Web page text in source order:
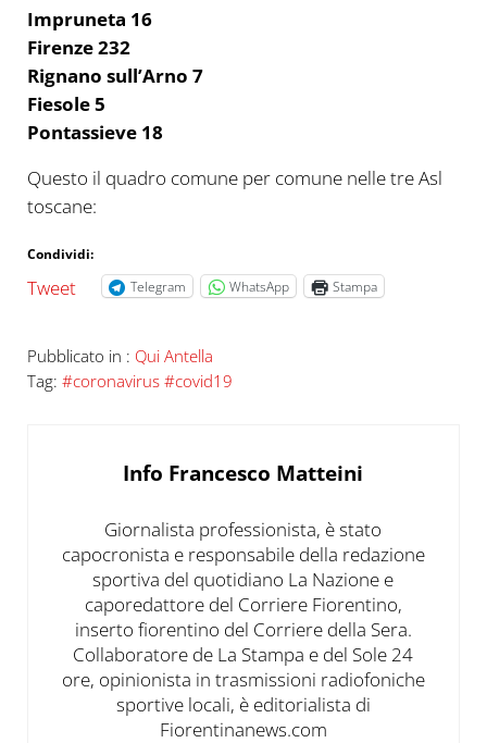
Impruneta 16
Firenze 232
Rignano sull’Arno 7
Fiesole 5
Pontassieve 18
Questo il quadro comune per comune nelle tre Asl
toscane:
Condividi:
Tweet Telegram WhatsApp Stampa
Pubblicato in : Qui Antella
Tag: #coronavirus #covid19
Info Francesco Matteini
Giornalista professionista, è stato
capocronista e responsabile della redazione
sportiva del quotidiano La Nazione e
caporedattore del Corriere Fiorentino,
inserto fiorentino del Corriere della Sera.
Collaboratore de La Stampa e del Sole 24
ore, opinionista in trasmissioni radiofoniche
sportive locali, è editorialista di
Fiorentinanews.com